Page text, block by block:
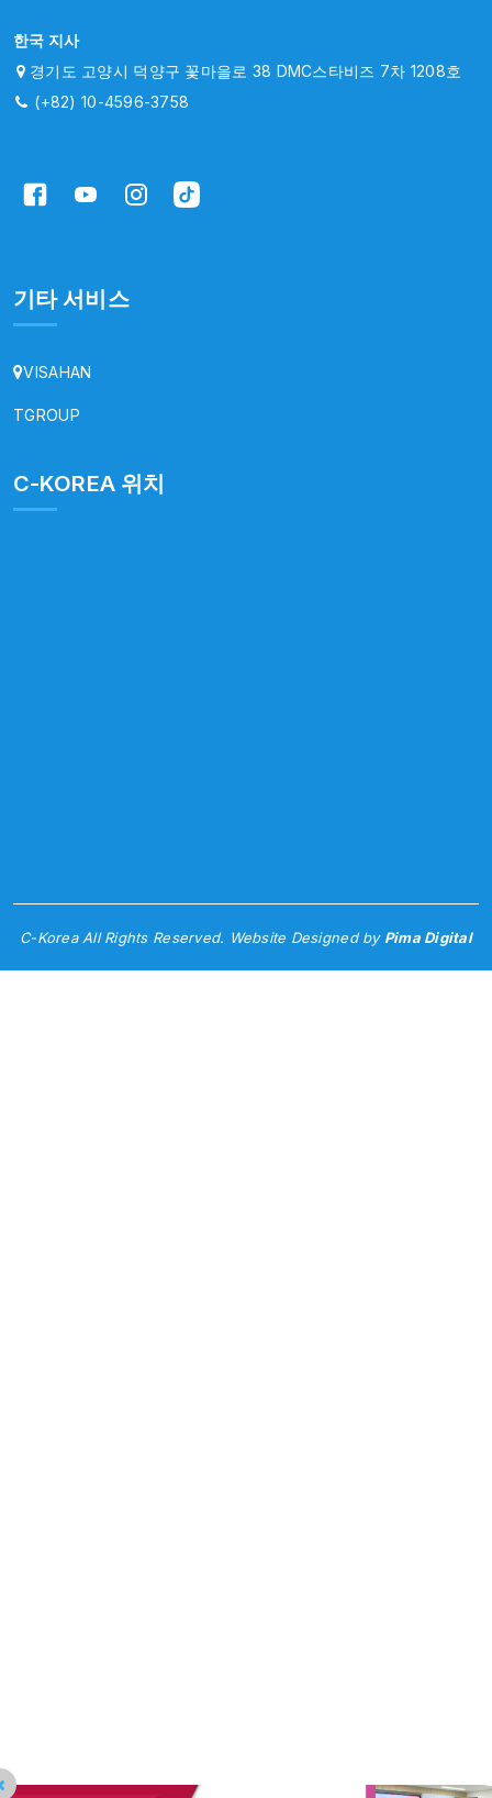
한국 지사
경기도 고양시 덕양구 꽃마을로 38 DMC스타비즈 7차 1208호
(+82) 10-4596-3758
기타 서비스
VISAHAN
TGROUP
C-KOREA 위치
C-Korea All Rights Reserved. Website Designed by Pima Digital